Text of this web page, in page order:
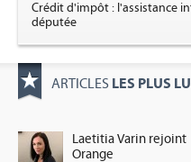
Crédit d'impôt : l'assistance
députée
ARTICLES LES PLUS
Laetitia Varin rejoint
Orange